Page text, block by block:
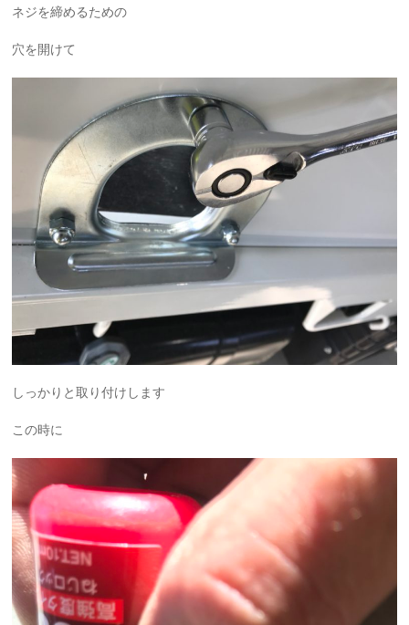
ネジを締めるための
穴を開けて
しっかりと取り付けします
この時に